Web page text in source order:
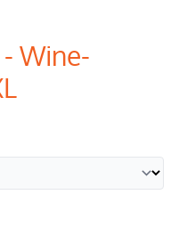
Wine-